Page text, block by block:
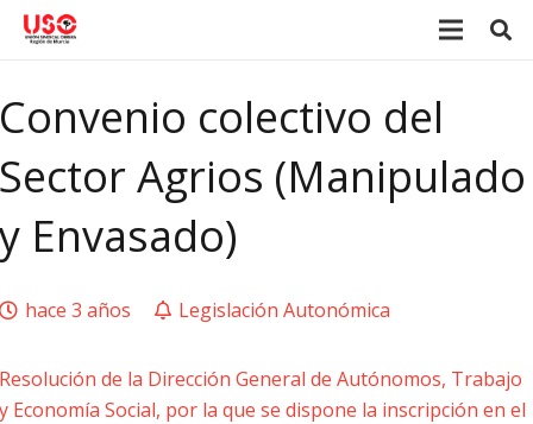
Convenio colectivo del
Sector Agrios (Manipulado
y Envasado)
hace 3 años Legislación Autonómica
Resolución de la Dirección General de Autónomos, Trabajo
y Economía Social, por la que se dispone la inscripción en el